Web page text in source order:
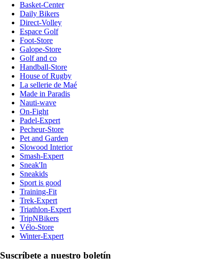
Basket-Center
Daily Bikers
Direct-Volley
Espace Golf
Foot-Store
Galope-Store
Golf and co
Handball-Store
House of Rugby
La sellerie de Maé
Made in Paradis
Nauti-wave
On-Fight
Padel-Expert
Pecheur-Store
Pet and Garden
Slowood Interior
Smash-Expert
Sneak'In
Sneakids
Sport is good
Training-Fit
Trek-Expert
Triathlon-Expert
TripNBikers
Vélo-Store
Winter-Expert
Suscríbete a nuestro boletín